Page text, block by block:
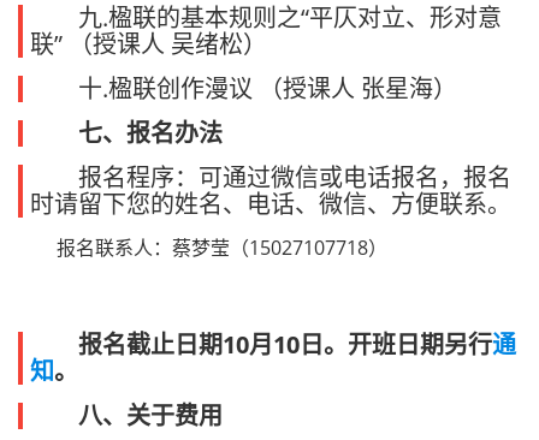
九.楹联的基本规则之“平仄对立、形对意
联” （授课人 吴绪松）
十.楹联创作漫议 （授课人 张星海）
七、报名办法
报名程序：可通过微信或电话报名，报名
时请留下您的姓名、电话、微信、方便联系。
报名联系人：蔡梦莹（15027107718）
报名截止日期10月10日。开班日期另行通
知。
八、关于费用